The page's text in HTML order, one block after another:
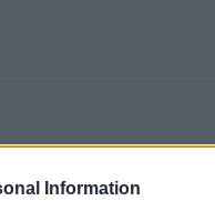
Information
gäller. Jag har fått